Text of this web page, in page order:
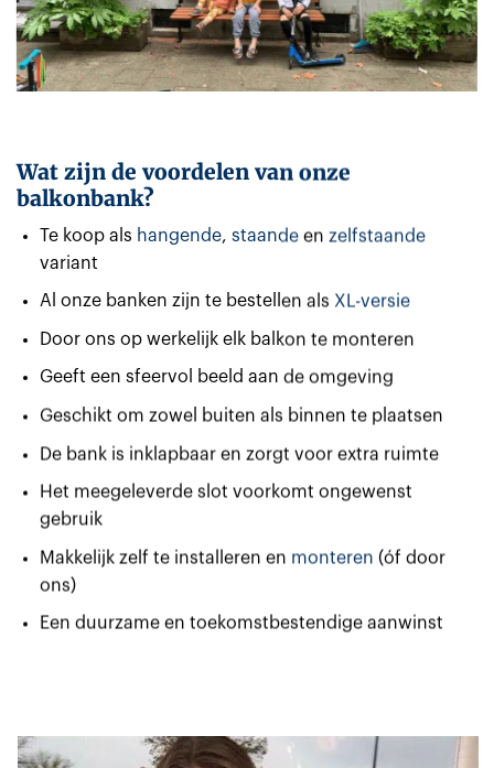
Wat zijn de voordelen van onze
balkonbank?
Te koop als hangende, staandeen zelfstaande
variant
Al onze banken zijn te bestellen als XL-versie
Door ons op werkelijk elk balkon te monteren
Geeft een sfeervol beeld aan de omgeving
Geschikt om zowel buiten als binnen te plaatsen
De bank is inklapbaar en zorgt voor extra ruimte
Het meegeleverde slot voorkomt ongewenst
gebruik
Makkelijk zelf te installeren en monteren (óf door
ons)
Een duurzame en toekomstbestendige aanwinst